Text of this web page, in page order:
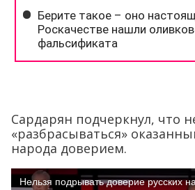
Сардарян подчеркнул, что
«разбрасываться»
народа доверием.